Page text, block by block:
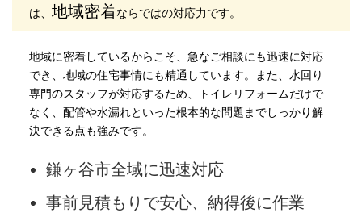
は、 地域密着ならではの対応力です。
地域に密着しているからこそ、急なご相談にも迅速に対応
でき、地域の住宅事情にも精通しています。また、水回り
専門のスタッフが対応するため、トイレリフォームだけで
なく、配管や水漏れといった根本的な問題までしっかり解
決できる点も強みです。
鎌ヶ谷市全域に迅速対応
事前見積もりで安心、納得後に作業